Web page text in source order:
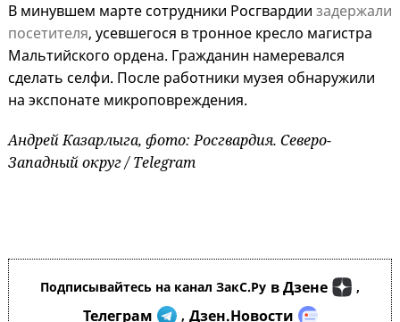
В минувшем марте сотрудники Росгвардии задержали
посетителя, усевшегося в тронное кресло магистра
Мальтийского ордена. Гражданин намеревался
сделать селфи. После работники музея обнаружили
на экспонате микроповреждения.
Андрей Казарлыга, фото: Росгвардия. Северо-
Западный округ / Telegram
Подписывайтесь на канал ЗакС.Ру в Дзене ,
Телеграм , Дзен.Новости